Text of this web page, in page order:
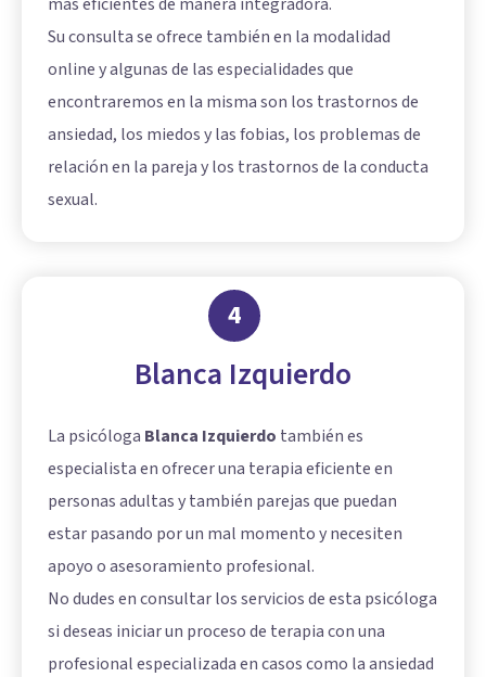
Su consulta se ofrece también en la modalidad
online y algunas de las especialidades que
encontraremos en la misma son los trastornos de
ansiedad, los miedos y las fobias, los problemas de
relación en la pareja y los trastornos de la conducta
sexual.
4
Blanca Izquierdo
La psicóloga Blanca Izquierdo también es
especialista en ofrecer una terapia eficiente en
personas adultas y también parejas que puedan
estar pasando por un mal momento y necesiten
apoyo o asesoramiento profesional.
No dudes en consultar los servicios de esta psicóloga
si deseas iniciar un proceso de terapia con una
profesional especializada en casos como la ansiedad